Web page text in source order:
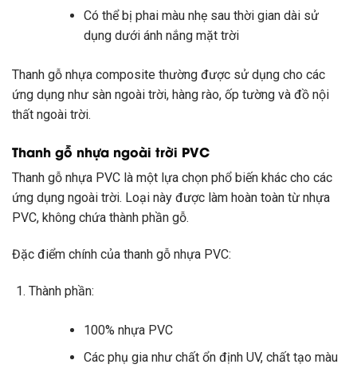
Có thể bị phai màu nhẹ sau thời gian dài sử
dụng dưới ánh nắng mặt trời
Thanh gỗ nhựa composite thường được sử dụng cho các
ứng dụng như sàn ngoài trời, hàng rào, ốp tường và đồ nội
thất ngoài trời.
Thanh gỗ nhựa ngoài trời PVC
Thanh gỗ nhựa PVC là một lựa chọn phổ biến khác cho các
ứng dụng ngoài trời. Loại này được làm hoàn toàn từ nhựa
PVC, không chứa thành phần gỗ.
Đặc điểm chính của thanh gỗ nhựa PVC:
Thành phần:
100% nhựa PVC
Các phụ gia như chất ổn định UV, chất tạo màu